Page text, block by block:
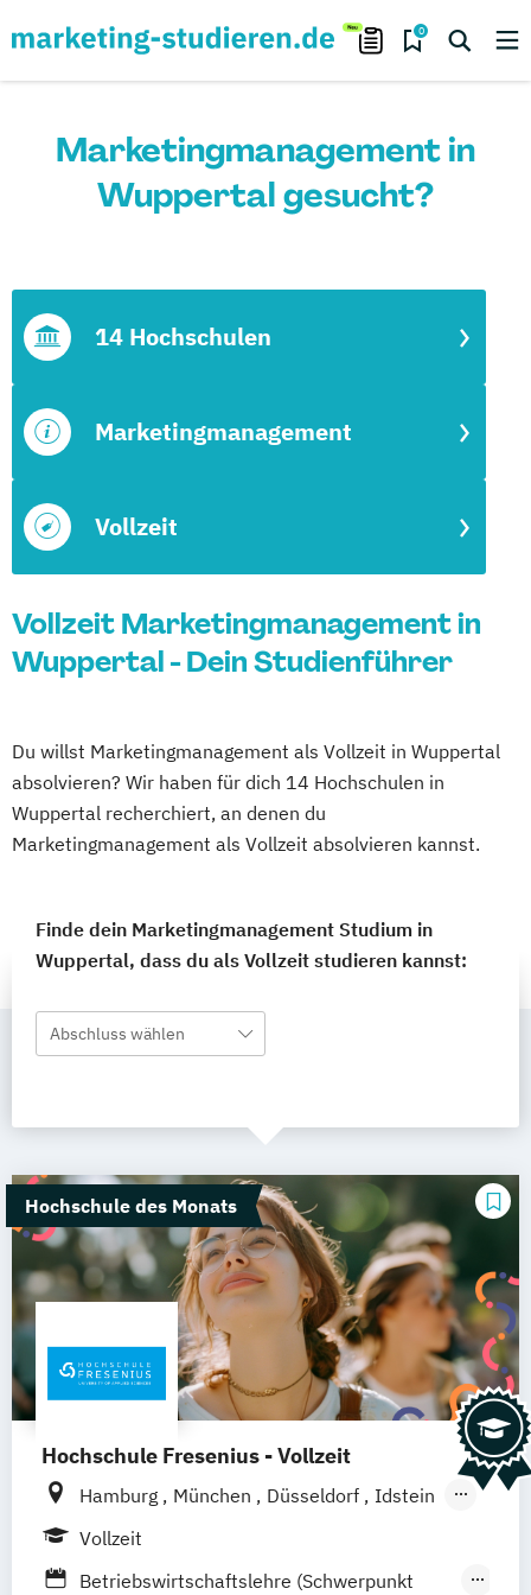
0
Marketingmanagement in
Wuppertal gesucht?
Vollzeit
Marketingmanagement
14 Hochschulen
Vollzeit Marketingmanagement in
Wuppertal - Dein Studienführer
Du willst Marketingmanagement als Vollzeit in Wuppertal
absolvieren? Wir haben für dich 14 Hochschulen in
Wuppertal recherchiert, an denen du
Marketingmanagement als Vollzeit absolvieren kannst.
Finde dein Marketingmanagement Studium in
Wuppertal, dass du als Vollzeit studieren kannst:
Abschluss wählen
Hochschule des Monats
Hochschule Fresenius - Vollzeit
Hamburg München Düsseldorf
Idstein
Berlin
Vollzeit
Betriebswirtschaftslehre (Schwerpunkt